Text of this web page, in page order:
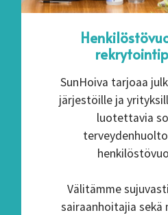
SunHoiva tarjoaa
järjestöille ja
luotettavia
Välitämme
sairaanhoitajia sekä